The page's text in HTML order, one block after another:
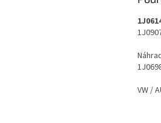
VW /